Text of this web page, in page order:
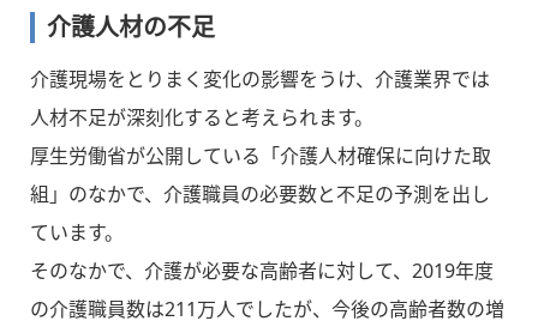
介護人材の不足
介護現場をとりまく変化の影響をうけ、介護業界では
人材不足が深刻化すると考えられます。
厚生労働省が公開している「介護人材確保に向けた取
組」のなかで、介護職員の必要数と不足の予測を出し
ています。
そのなかで、介護が必要な高齢者に対して、2019年度
の介護職員数は211万人でしたが、今後の高齢者数の増